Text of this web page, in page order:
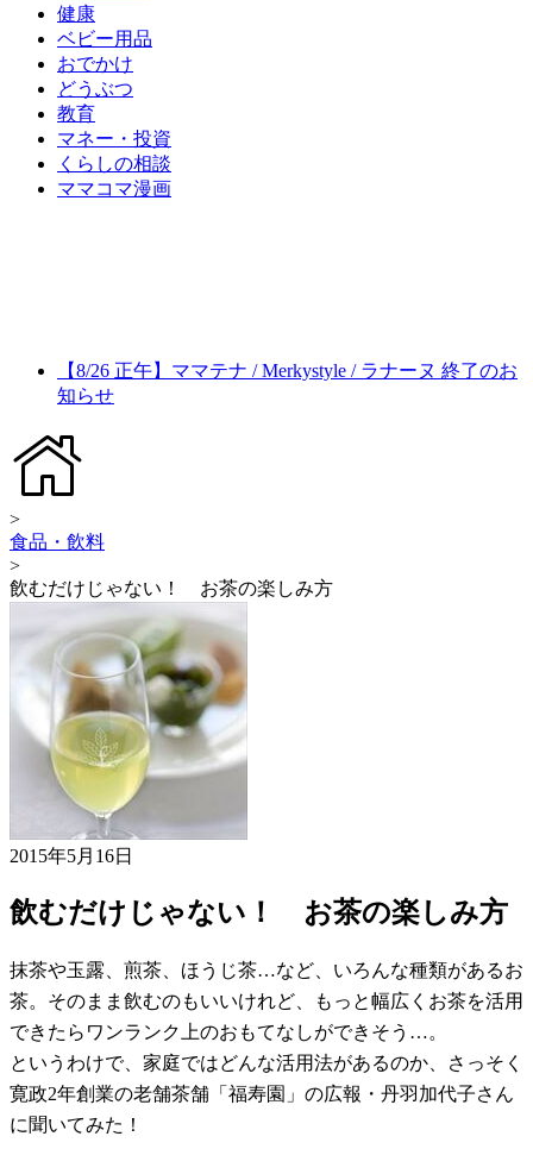
健康
ベビー用品
おでかけ
どうぶつ
教育
マネー・投資
くらしの相談
ママコマ漫画
【8/26 正午】ママテナ / Merkystyle / ラナーヌ 終了のお
知らせ
>
食品・飲料
>
飲むだけじゃない！ お茶の楽しみ方
2015年5月16日
飲むだけじゃない！ お茶の楽しみ方
抹茶や玉露、煎茶、ほうじ茶…など、いろんな種類があるお
茶。そのまま飲むのもいいけれど、もっと幅広くお茶を活用
できたらワンランク上のおもてなしができそう…。
というわけで、家庭ではどんな活用法があるのか、さっそく
寛政2年創業の老舗茶舗「福寿園」の広報・丹羽加代子さん
に聞いてみた！